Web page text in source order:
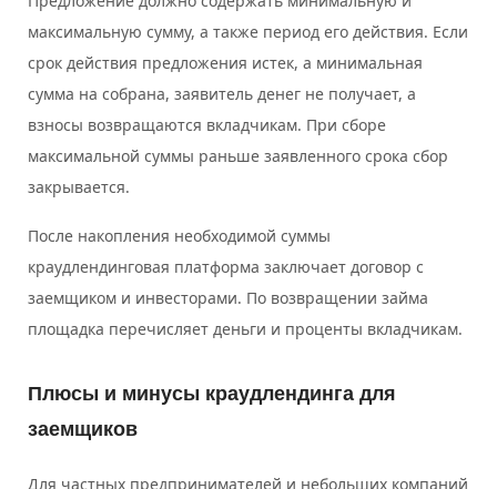
максимальную сумму, а также период его действия. Если
срок действия предложения истек, а минимальная
сумма на собрана, заявитель денег не получает, а
взносы возвращаются вкладчикам. При сборе
максимальной суммы раньше заявленного срока сбор
закрывается.
После накопления необходимой суммы
краудлендинговая платформа заключает договор с
заемщиком и инвесторами. По возвращении займа
площадка перечисляет деньги и проценты вкладчикам.
Плюсы и минусы краудлендинга для
заемщиков
Для частных предпринимателей и небольших компаний